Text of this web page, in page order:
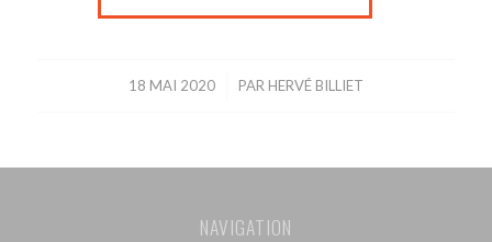
18 MAI 2020
/ PAR HERVÉ BILLIET
NAVIGATION